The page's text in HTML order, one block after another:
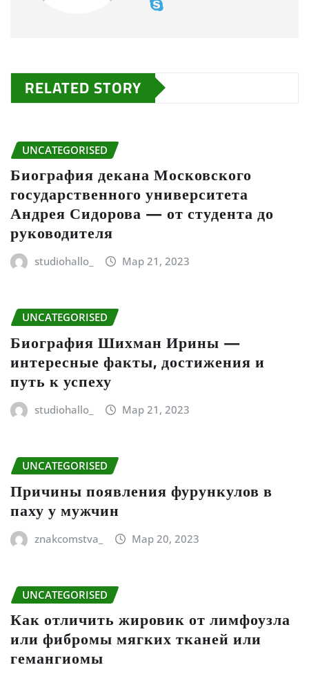
RELATED STORY
UNCATEGORISED
Биография декана Московского
государственного университета
Андрея Сидорова — от студента до
руководителя
studiohallo_ Мар 21, 2023
UNCATEGORISED
Биография Шихман Ирины —
интересные факты, достижения и
путь к успеху
studiohallo_ Мар 21, 2023
UNCATEGORISED
Причины появления фурункулов в
паху у мужчин
znakcomstva_ Мар 20, 2023
UNCATEGORISED
Как отличить жировик от лимфоузла
или фибромы мягких тканей или
гемангиомы